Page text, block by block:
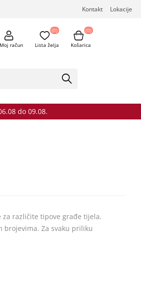
Kontakt Lokacije
Moj račun Lista želja
(0)
Košarica
(0)
do 09.08.
različite tipove građe tijela.
brojevima. Za svaku priliku